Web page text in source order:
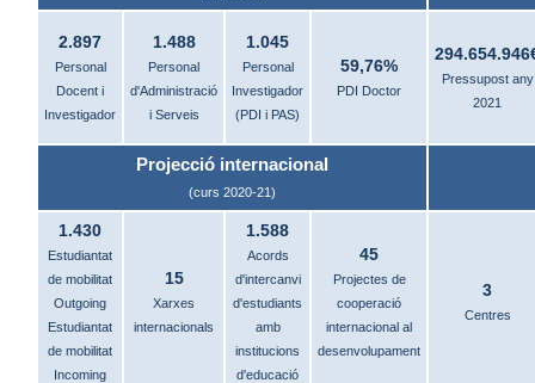
2.897
Personal
Docent i
Investigador
1.488
Personal
d'Administració
i Serveis
1.045
Personal
Investigador
(PDI i PAS)
59,76%
PDI Doctor
Pressupost any
2021
Projecció internacional
(curs 2020-21)
1.430
Estudiantat
de mobilitat
Outgoing
Estudiantat
de mobilitat
Incoming
15
Xarxes
internacionals
1.588
Acords
d'intercanvi
d'estudiants
amb
institucions
d'educació
45
Projectes de
cooperació
internacional al
desenvolupament
3
Centres